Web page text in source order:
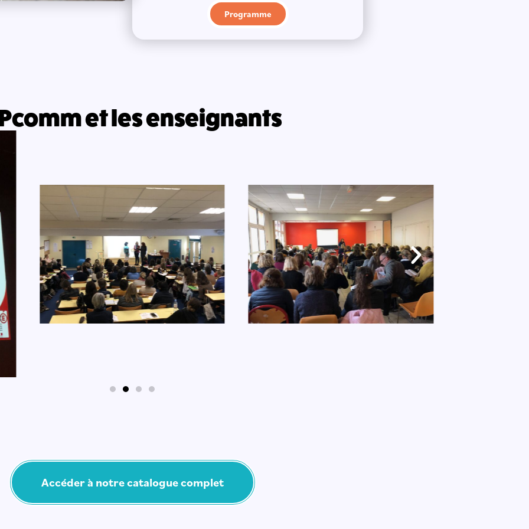
Programme
et les enseignants
Accéder à notre catalogue complet